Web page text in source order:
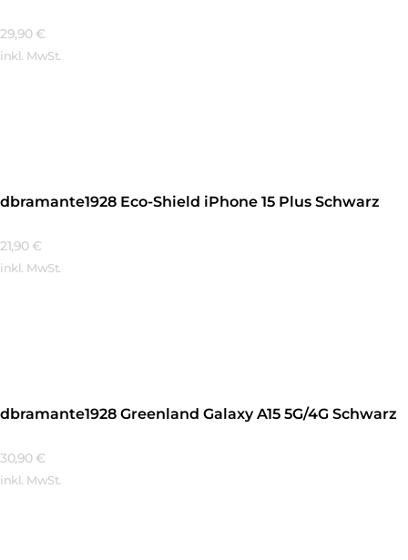
29,90 €
inkl. MwSt.
dbramante1928 Eco-Shield iPhone 15 Plus Schwarz
21,90 €
inkl. MwSt.
dbramante1928 Greenland Galaxy A15 5G/4G Schwarz
30,90 €
inkl. MwSt.